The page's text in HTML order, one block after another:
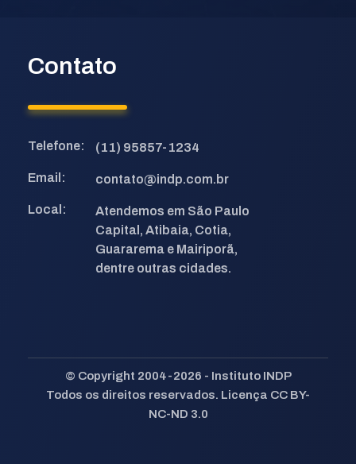
Contato
Telefone: (11) 95857-1234
Email: contato@indp.com.br
Local:
Atendemos em São Paulo
Capital, Atibaia, Cotia,
Guararema e Mairiporã,
dentre outras cidades.
© Copyright 2004-2026 - Instituto INDP
Todos os direitos reservados. Licença CC BY-
NC-ND 3.0